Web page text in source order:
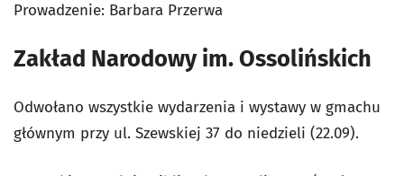
Prowadzenie: Barbara Przerwa
Zakład Narodowy im. Ossolińskich
Odwołano wszystkie wydarzenia i wystawy w gmachu
głównym przy ul. Szewskiej 37 do niedzieli (22.09).